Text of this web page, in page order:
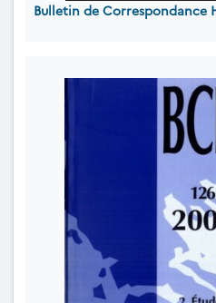
Bulletin de Correspondance